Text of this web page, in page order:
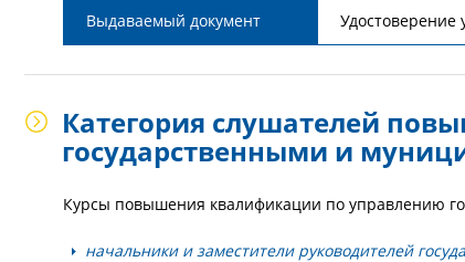
Выдаваемый документ Удостоверение
Категория слушателей
государственными и
Курсы повышения квалификации по управлению
начальники и заместители руководителей